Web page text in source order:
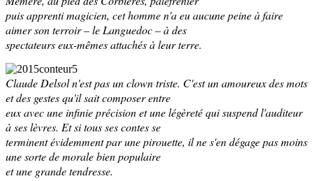
puis apprenti magicien, cet homme n'a eu aucune peine à faire
aimer son terroir – le Languedoc – à des
spectateurs eux-mêmes attachés à leur terre.
Claude Delsol n'est pas un clown triste. C'est un amoureux des mots
et des gestes qu'il sait composer entre
eux avec une infinie précision et une légèreté qui suspend l'auditeur
à ses lèvres. Et si tous ses contes se
terminent évidemment par une pirouette, il ne s'en dégage pas moins
une sorte de morale bien populaire
et une grande tendresse.